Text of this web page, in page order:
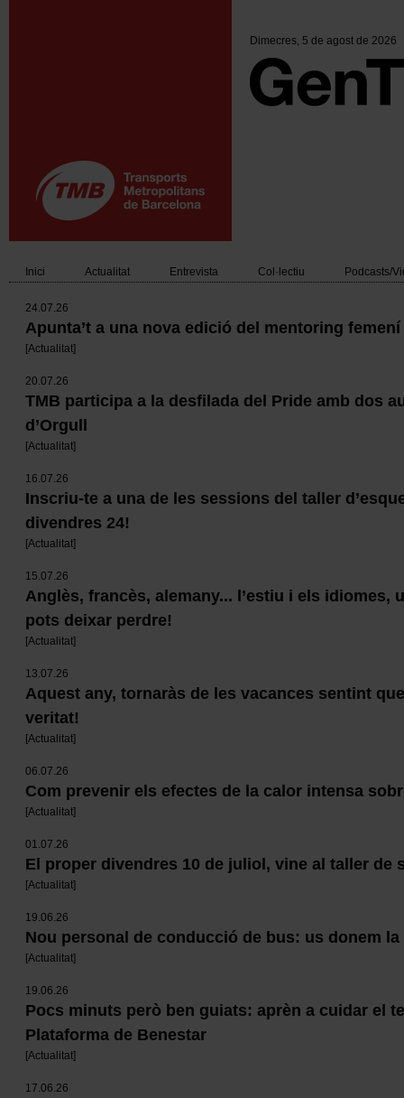
Dimecres, 5 de agost de 2026
Main
navigation
Inici Actualitat Entrevista Col·lectiu Podcasts/
24.07.26
Apunta’t a una nova edició del mentoring femení
[Actualitat]
20.07.26
TMB participa a la desfilada del Pride amb dos
d’Orgull
[Actualitat]
16.07.26
Inscriu-te a una de les sessions del taller
divendres 24!
[Actualitat]
15.07.26
Anglès, francès, alemany... l’estiu i els idiomes,
pots deixar perdre!
[Actualitat]
13.07.26
Aquest any, tornaràs de les vacances sentint
veritat!
[Actualitat]
06.07.26
Com prevenir els efectes de la calor intensa
[Actualitat]
01.07.26
El proper divendres 10 de juliol, vine al taller de
[Actualitat]
19.06.26
Nou personal de conducció de bus: us donem
[Actualitat]
19.06.26
Pocs minuts però ben guiats: aprèn a cuidar el
Plataforma de Benestar
[Actualitat]
17.06.26